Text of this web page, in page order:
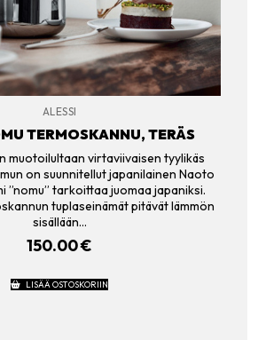
ALESSI
TERMOSKANNU, TERÄS
muotoilultaan virtaviivaisen tyylikäs
on suunnitellut japanilainen Naoto
”nomu” tarkoittaa juomaa japaniksi.
tuplaseinämät pitävät lämmön
sisällään…
150.00€
LISÄÄ OSTOSKORIIN